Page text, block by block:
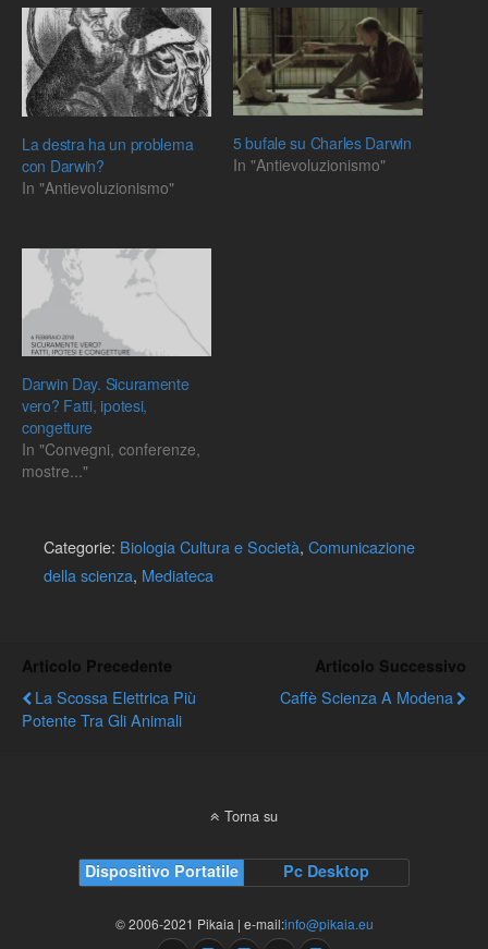
La destra ha un problema
con Darwin?
In "Antievoluzionismo"
5 bufale su Charles Darwin
In "Antievoluzionismo"
Darwin Day. Sicuramente
vero? Fatti, ipotesi,
congetture
In "Convegni, conferenze,
mostre..."
Categorie: Biologia Cultura e Società, Comunicazione
della scienza, Mediateca
Articolo Precedente
La Scossa Elettrica Più
Potente Tra Gli Animali
Articolo Successivo
Caffè Scienza A Modena
Torna su
Dispositivo Portatile Pc Desktop
© 2006-2021 Pikaia | e-mail:info@pikaia.eu